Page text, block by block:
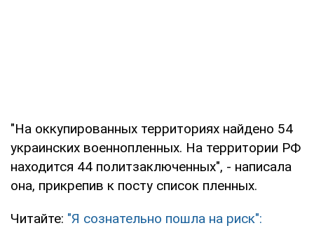
"На оккупированных территориях найдено 54
украинских военнопленных. На территории РФ
находится 44 политзаключенных", - написала
она, прикрепив к посту список пленных.
Читайте: "Я сознательно пошла на риск":